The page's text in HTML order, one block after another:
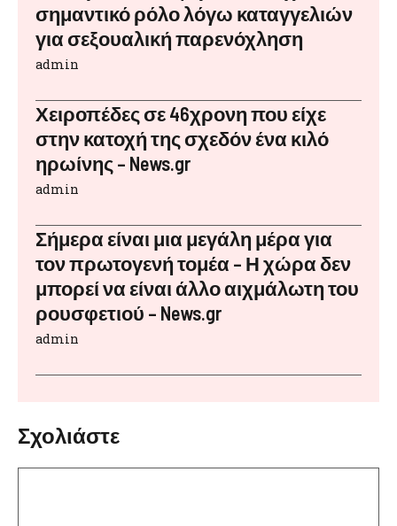
σημαντικό ρόλο λόγω καταγγελιών
για σεξουαλική παρενόχληση
admin
Χειροπέδες σε 46χρονη που είχε
στην κατοχή της σχεδόν ένα κιλό
ηρωίνης – News.gr
admin
Σήμερα είναι μια μεγάλη μέρα για
τον πρωτογενή τομέα – Η χώρα δεν
μπορεί να είναι άλλο αιχμάλωτη του
ρουσφετιού – News.gr
admin
Σχολιάστε